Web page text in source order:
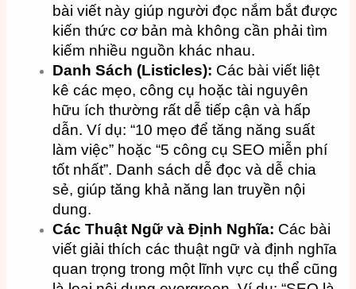
bài viết này giúp người đọc nắm bắt được
kiến thức cơ bản mà không cần phải tìm
kiếm nhiều nguồn khác nhau.
Danh Sách (Listicles): Các bài viết liệt
kê các mẹo, công cụ hoặc tài nguyên
hữu ích thường rất dễ tiếp cận và hấp
dẫn. Ví dụ: “10 mẹo để tăng năng suất
làm việc” hoặc “5 công cụ SEO miễn phí
tốt nhất”. Danh sách dễ đọc và dễ chia
sẻ, giúp tăng khả năng lan truyền nội
dung.
Các Thuật Ngữ và Định Nghĩa: Các bài
viết giải thích các thuật ngữ và định nghĩa
quan trọng trong một lĩnh vực cụ thể cũng